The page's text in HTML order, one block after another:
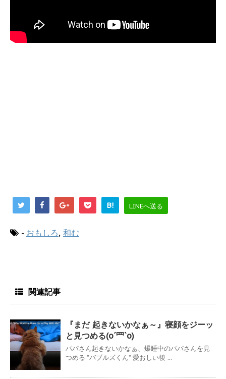
B! LINEへ送る
- おもしろ, 和む
関連記事
『まだ 起きないかなぁ～』寝顔をジーッ
と見つめる(o´罒`o)
パパさん起きないかなぁ、爆睡中のパパさんを見
つめる ”バブルズくん” 愛おしい後 ...